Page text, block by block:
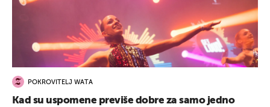
POKROVITELJ WATA
Kad su uspomene previše dobre za samo jedno